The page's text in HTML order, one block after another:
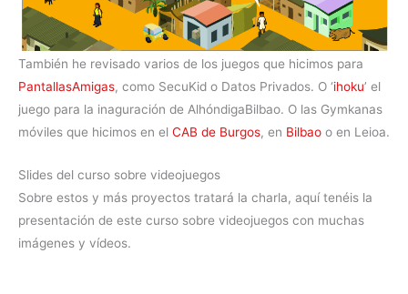
También he revisado varios de los juegos que hicimos para
PantallasAmigas, como SecuKid o Datos Privados. O ‘ihoku’ el
juego para la inaguración de AlhóndigaBilbao. O las Gymkanas
móviles que hicimos en el CAB de Burgos, en Bilbao o en Leioa.
Slides del curso sobre videojuegos
Sobre estos y más proyectos tratará la charla, aquí tenéis la
presentación de este curso sobre videojuegos con muchas
imágenes y vídeos.